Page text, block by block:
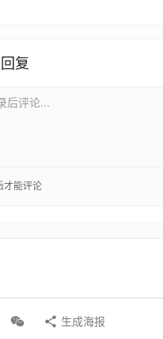
生成海报
复
后评论...
才能评论